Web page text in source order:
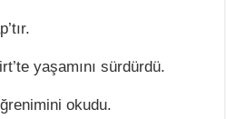
yaşamını sürdürdü.
okudu.